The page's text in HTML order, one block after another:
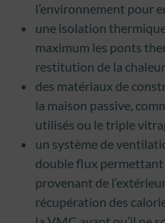
l’environnement pour
une isolation
maximum les ponts
restitution de la
des matériaux de
la maison passive,
utilisés ou le triple
un système de
double flux permettant
provenant de
récupération des